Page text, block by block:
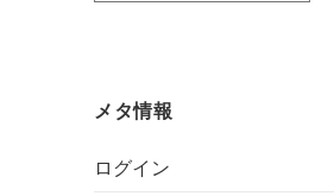
ー
メタ情報
ログイン